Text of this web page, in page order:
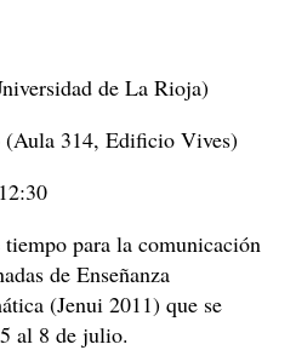
de La Rioja)
314, Edificio Vives)
tiempo para la comunicación
de Enseñanza
(Jenui 2011) que se
al 8 de julio.